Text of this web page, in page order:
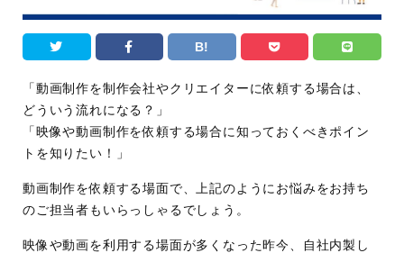
B!
「動画制作を制作会社やクリエイターに依頼する場合は、
どういう流れになる？」
「映像や動画制作を依頼する場合に知っておくべきポイン
トを知りたい！」
動画制作を依頼する場面で、上記のようにお悩みをお持ち
のご担当者もいらっしゃるでしょう。
映像や動画を利用する場面が多くなった昨今、自社内製し